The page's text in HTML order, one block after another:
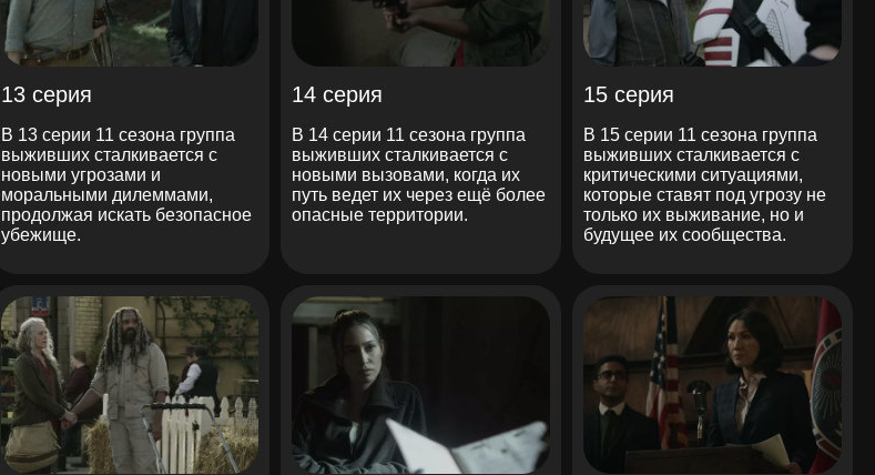
13 серия
В 13 серии 11 сезона группа
выживших сталкивается с
новыми угрозами и
моральными дилеммами,
продолжая искать безопасное
убежище.
14 серия
В 14 серии 11 сезона группа
выживших сталкивается с
новыми вызовами, когда их
путь ведет их через ещё более
опасные территории.
15 серия
В 15 серии 11 сезона группа
выживших сталкивается с
критическими ситуациями,
которые ставят под угрозу не
только их выживание, но и
будущее их сообщества.